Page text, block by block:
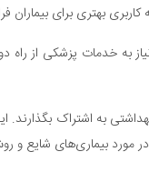
بهتری برای بیماران
به خدمات پزشکی از
به اشتراک بگذارند.
مورد بیماری‌های شایع و